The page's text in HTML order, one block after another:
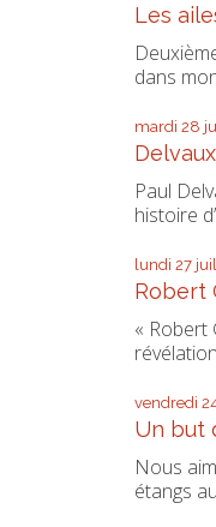
Les
dans
mardi 28
Paul
histoire
lundi 27
Robert
« Robert
vendredi
Un but
Nous
étangs